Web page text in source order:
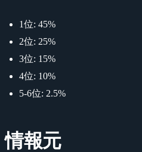
1位: 45%
2位: 25%
3位: 15%
4位: 10%
5-6位: 2.5%
情報元